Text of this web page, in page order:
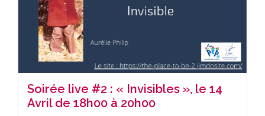
Soirée live #2 : « Invisibles », le 14
Avril de 18h00 à 20h00